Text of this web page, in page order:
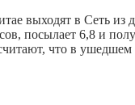
выходят в Сеть
посылает 6,8 и
что в